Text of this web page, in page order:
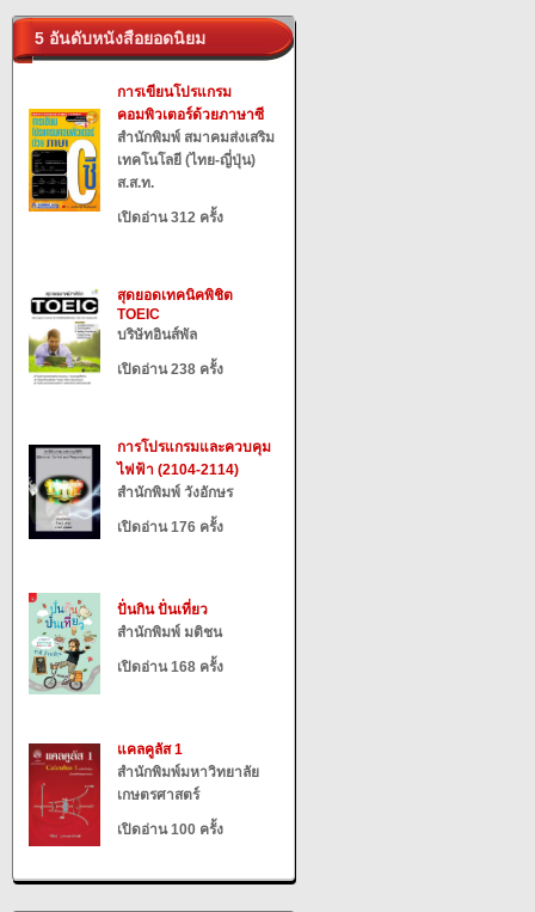
5 อันดับหนังสือยอดนิยม
การเขียนโปรแกรม
คอมพิวเตอร์ด้วยภาษาซี
สำนักพิมพ์ สมาคมส่งเสริม
เทคโนโลยี (ไทย-ญี่ปุ่น)
ส.ส.ท.
เปิดอ่าน 312 ครั้ง
สุดยอดเทคนิคพิชิต
TOEIC
บริษัทอินส์พัล
เปิดอ่าน 238 ครั้ง
การโปรแกรมและควบคุม
ไฟฟ้า (2104-2114)
สำนักพิมพ์ วังอักษร
เปิดอ่าน 176 ครั้ง
ปั่นกิน ปั่นเที่ยว
สำนักพิมพ์ มติชน
เปิดอ่าน 168 ครั้ง
แคลคูลัส 1
สำนักพิมพ์มหาวิทยาลัย
เกษตรศาสตร์
เปิดอ่าน 100 ครั้ง